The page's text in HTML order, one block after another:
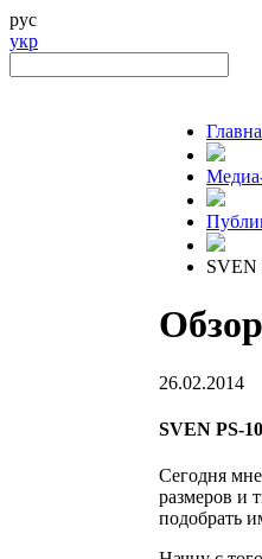
рус
укр
SVEN
26.02.2014
SVEN PS-
Сегодня
размеров и
подобрать